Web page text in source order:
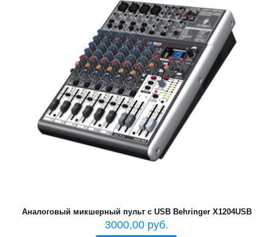
Аналоговый микшерный пульт с USB Behringer X1204USB
3000,00 руб.